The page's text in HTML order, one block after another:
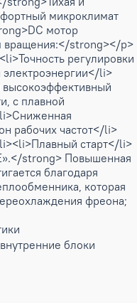
микроклимат
мотор
вращения:</strong></p>
регулировки
li>
с плавной
рабочих частот</li>
старт</li>
strong> Повышенная
благодаря
которая
фреона;
блоки